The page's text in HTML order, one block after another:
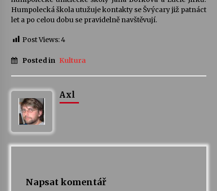
Votavžatský ploty
23. 7. 2026
22. 7. 2026
Vysočinka
17. 7. 2026
Za kulturou kousek za Humpolec. V Želivě ožije
Humpolecká škola utužuje kontakty se Švýcary již patnáct
let a po celou dobu se pravidelně navštěvují.
Post Views:4
Posted in Kultura
Axl
Napsat komentář